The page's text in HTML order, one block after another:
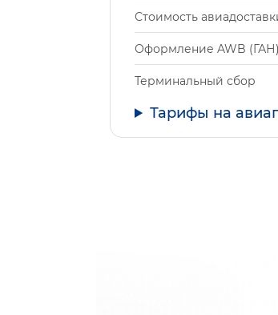
Стоимость
Оформление AWB (ГАН)
Терминальный сбор
Тарифы на